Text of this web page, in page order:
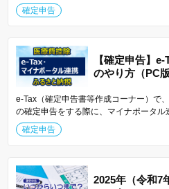
確定申告
【確定申告】
のやり方（PC版
e-Tax（確定申告書等作成コーナー）で
の確定申告をする際に、マイナポータ
確定申告
2025年（令和7